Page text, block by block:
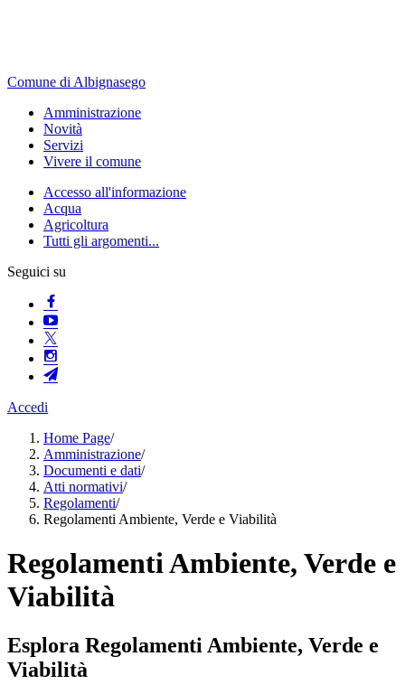
Comune di Albignasego
Amministrazione
Novità
Servizi
Vivere il comune
Accesso all'informazione
Acqua
Agricoltura
Tutti gli argomenti...
Seguici su
Accedi
Home Page/
Amministrazione/
Documenti e dati/
Atti normativi/
Regolamenti/
Regolamenti Ambiente, Verde e Viabilità
Regolamenti Ambiente, Verde e
Viabilità
Esplora Regolamenti Ambiente, Verde e
Viabilità